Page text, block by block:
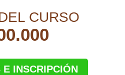
CURSO
E INSCRIPCIÓN